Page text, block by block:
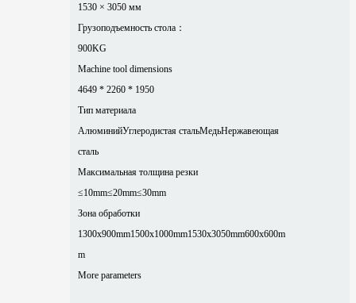
1530 × 3050 мм
Грузоподъемность стола：
900KG
Machine tool dimensions
4649 * 2260 * 1950
Тип материала
АлюминийУглеродистая стальМедьНержавеющая
сталь
Максимальная толщина резки
≤10mm≤20mm≤30mm
Зона обработки
1300x900mm1500x1000mm1530x3050mm600x600m
m
More parameters